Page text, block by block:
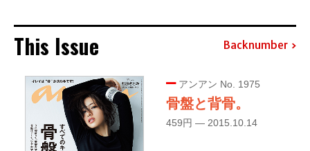
This Issue Backnumber
アンアン No. 1975
骨盤と背骨。
459円 — 2015.10.14